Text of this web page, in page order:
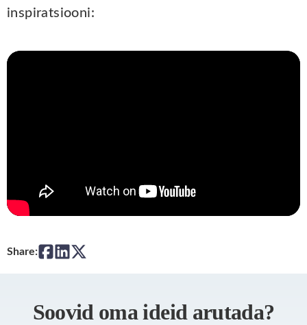
inspiratsiooni:
Share:
Soovid oma ideid arutada?